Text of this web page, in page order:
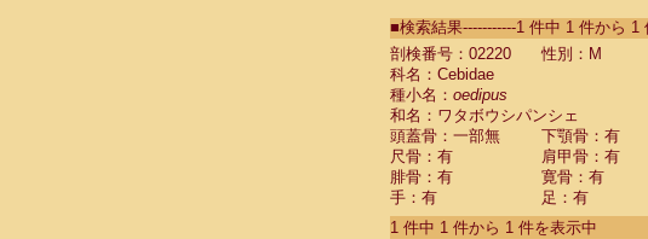
CebidaeSaguinus
Cebidae Saguinus
Cebidae
Cebidae
CebidaeSaguinus
Cebidae Saguinus
Cebidae Saguinus
Cebidae Saguinusspp.
Cebidae Aotus trivirgatus
Cebidae Cebus albifrons
■検索結果-----------1 件中 1 件から 1
剖検番号：02220
性別：M
科名：Cebidae
種小名： oedipus
和名：ワタボウシパンシェ
頭蓋骨：一部無
下顎骨：有
尺骨：有
肩甲骨：有
腓骨：有
寛骨：有
手：有
足：有
1 件中 1 件から 1 件を表示中